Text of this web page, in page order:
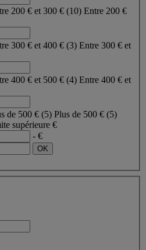
200 € et 300 € (10) Entre 200 €
300 € et 400 € (3) Entre 300 € et
400 € et 500 € (4) Entre 400 € et
de 500 € (5) Plus de 500 € (5)
supérieure €
- €